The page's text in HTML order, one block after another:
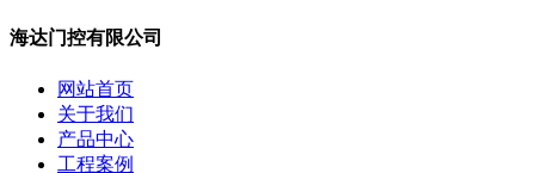
海达门控有限公司
网站首页
关于我们
产品中心
工程案例